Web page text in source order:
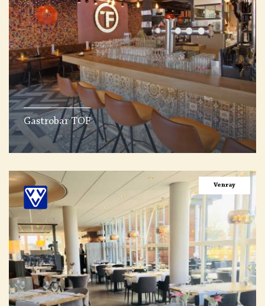
Gastrobar TOF
Venray